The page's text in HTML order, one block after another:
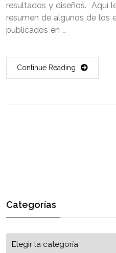
resultados y diseños. Aquí
resumen de algunos de los
publicados en …
Continue Reading
Categorías